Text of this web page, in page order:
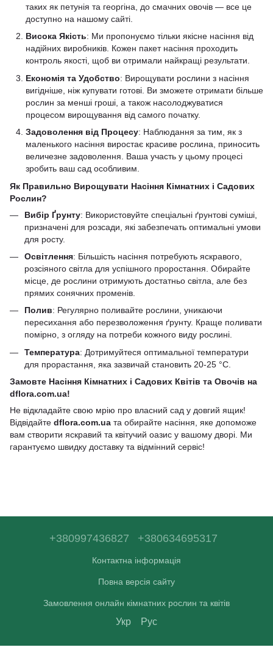
таких як петунія та георгіна, до смачних овочів — все це
доступно на нашому сайті.
Висока Якість: Ми пропонуємо тільки якісне насіння від
надійних виробників. Кожен пакет насіння проходить
контроль якості, щоб ви отримали найкращі результати.
Економія та Удобство: Вирощувати рослини з насіння
вигідніше, ніж купувати готові. Ви зможете отримати більше
рослин за менші гроші, а також насолоджуватися
процесом вирощування від самого початку.
Задоволення від Процесу: Наблюдання за тим, як з
маленького насіння виростає красиве рослина, приносить
величезне задоволення. Ваша участь у цьому процесі
зробить ваш сад особливим.
Як Правильно Вирощувати Насіння Кімнатних і Садових
Рослин?
Вибір Ґрунту: Використовуйте спеціальні ґрунтові суміші,
призначені для розсади, які забезпечать оптимальні умови
для росту.
Освітлення: Більшість насіння потребують яскравого,
розсіяного світла для успішного проростання. Обирайте
місце, де рослини отримують достатньо світла, але без
прямих сонячних променів.
Полив: Регулярно поливайте рослини, уникаючи
пересихання або перезволоження ґрунту. Краще поливати
помірно, з огляду на потреби кожного виду рослині.
Температура: Дотримуйтеся оптимальної температури
для прорастання, яка зазвичай становить 20-25 °C.
Замовте Насіння Кімнатних і Садових Квітів та Овочів на
dflora.com.ua!
Не відкладайте свою мрію про власний сад у довгий ящик!
Відвідайте dflora.com.ua та обирайте насіння, яке допоможе
вам створити яскравий та квітучий оазис у вашому дворі. Ми
гарантуємо швидку доставку та відмінний сервіс!
+380997436827 +380634695317
Контактна інформація
Повна версія сайту
Замовлення онлайн кімнатних рослин та квітів
Укр Рус